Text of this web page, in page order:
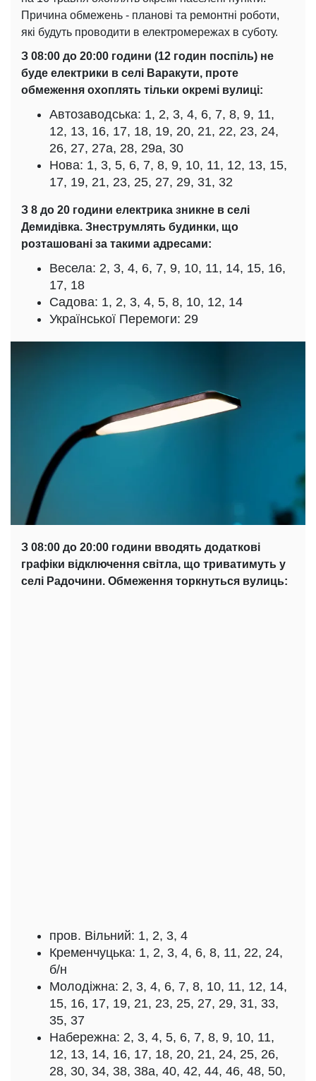
Причина обмежень - планові та ремонтні роботи,
які будуть проводити в електромережах в суботу.
З 08:00 до 20:00 години (12 годин поспіль) не
буде електрики в селі Варакути, проте
обмеження охоплять тільки окремі вулиці:
Автозаводська: 1, 2, 3, 4, 6, 7, 8, 9, 11,
12, 13, 16, 17, 18, 19, 20, 21, 22, 23, 24,
26, 27, 27а, 28, 29а, 30
Нова: 1, 3, 5, 6, 7, 8, 9, 10, 11, 12, 13, 15,
17, 19, 21, 23, 25, 27, 29, 31, 32
З 8 до 20 години електрика зникне в селі
Демидівка. Знеструмлять будинки, що
розташовані за такими адресами:
Весела: 2, 3, 4, 6, 7, 9, 10, 11, 14, 15, 16,
17, 18
Садова: 1, 2, 3, 4, 5, 8, 10, 12, 14
Української Перемоги: 29
З 08:00 до 20:00 години вводять додаткові
графіки відключення світла, що триватимуть у
селі Радочини. Обмеження торкнуться вулиць:
пров. Вільний: 1, 2, 3, 4
Кременчуцька: 1, 2, 3, 4, 6, 8, 11, 22, 24,
б/н
Молодіжна: 2, 3, 4, 6, 7, 8, 10, 11, 12, 14,
15, 16, 17, 19, 21, 23, 25, 27, 29, 31, 33,
35, 37
Набережна: 2, 3, 4, 5, 6, 7, 8, 9, 10, 11,
12, 13, 14, 16, 17, 18, 20, 21, 24, 25, 26,
28, 30, 34, 38, 38а, 40, 42, 44, 46, 48, 50,